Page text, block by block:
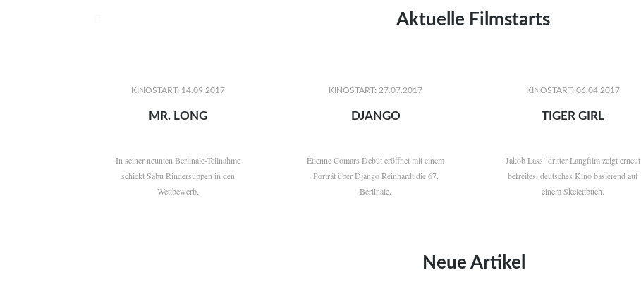
Aktuelle Filmstarts
KINOSTART: 14.09.2017
MR. LONG
In seiner neunten Berlinale-Teilnahme
schickt Sabu Rindersuppen in den
Wettbewerb.
KINOSTART: 27.07.2017
DJANGO
Étienne Comars Debüt eröffnet mit einem
Porträt über Django Reinhardt die 67.
Berlinale.
KINOSTART: 06.04.2017
TIGER GIRL
Jakob Lass’ dritter Langfilm zeigt erneut
befreites, deutsches Kino basierend auf
einem Skelettbuch.
Neue Artikel